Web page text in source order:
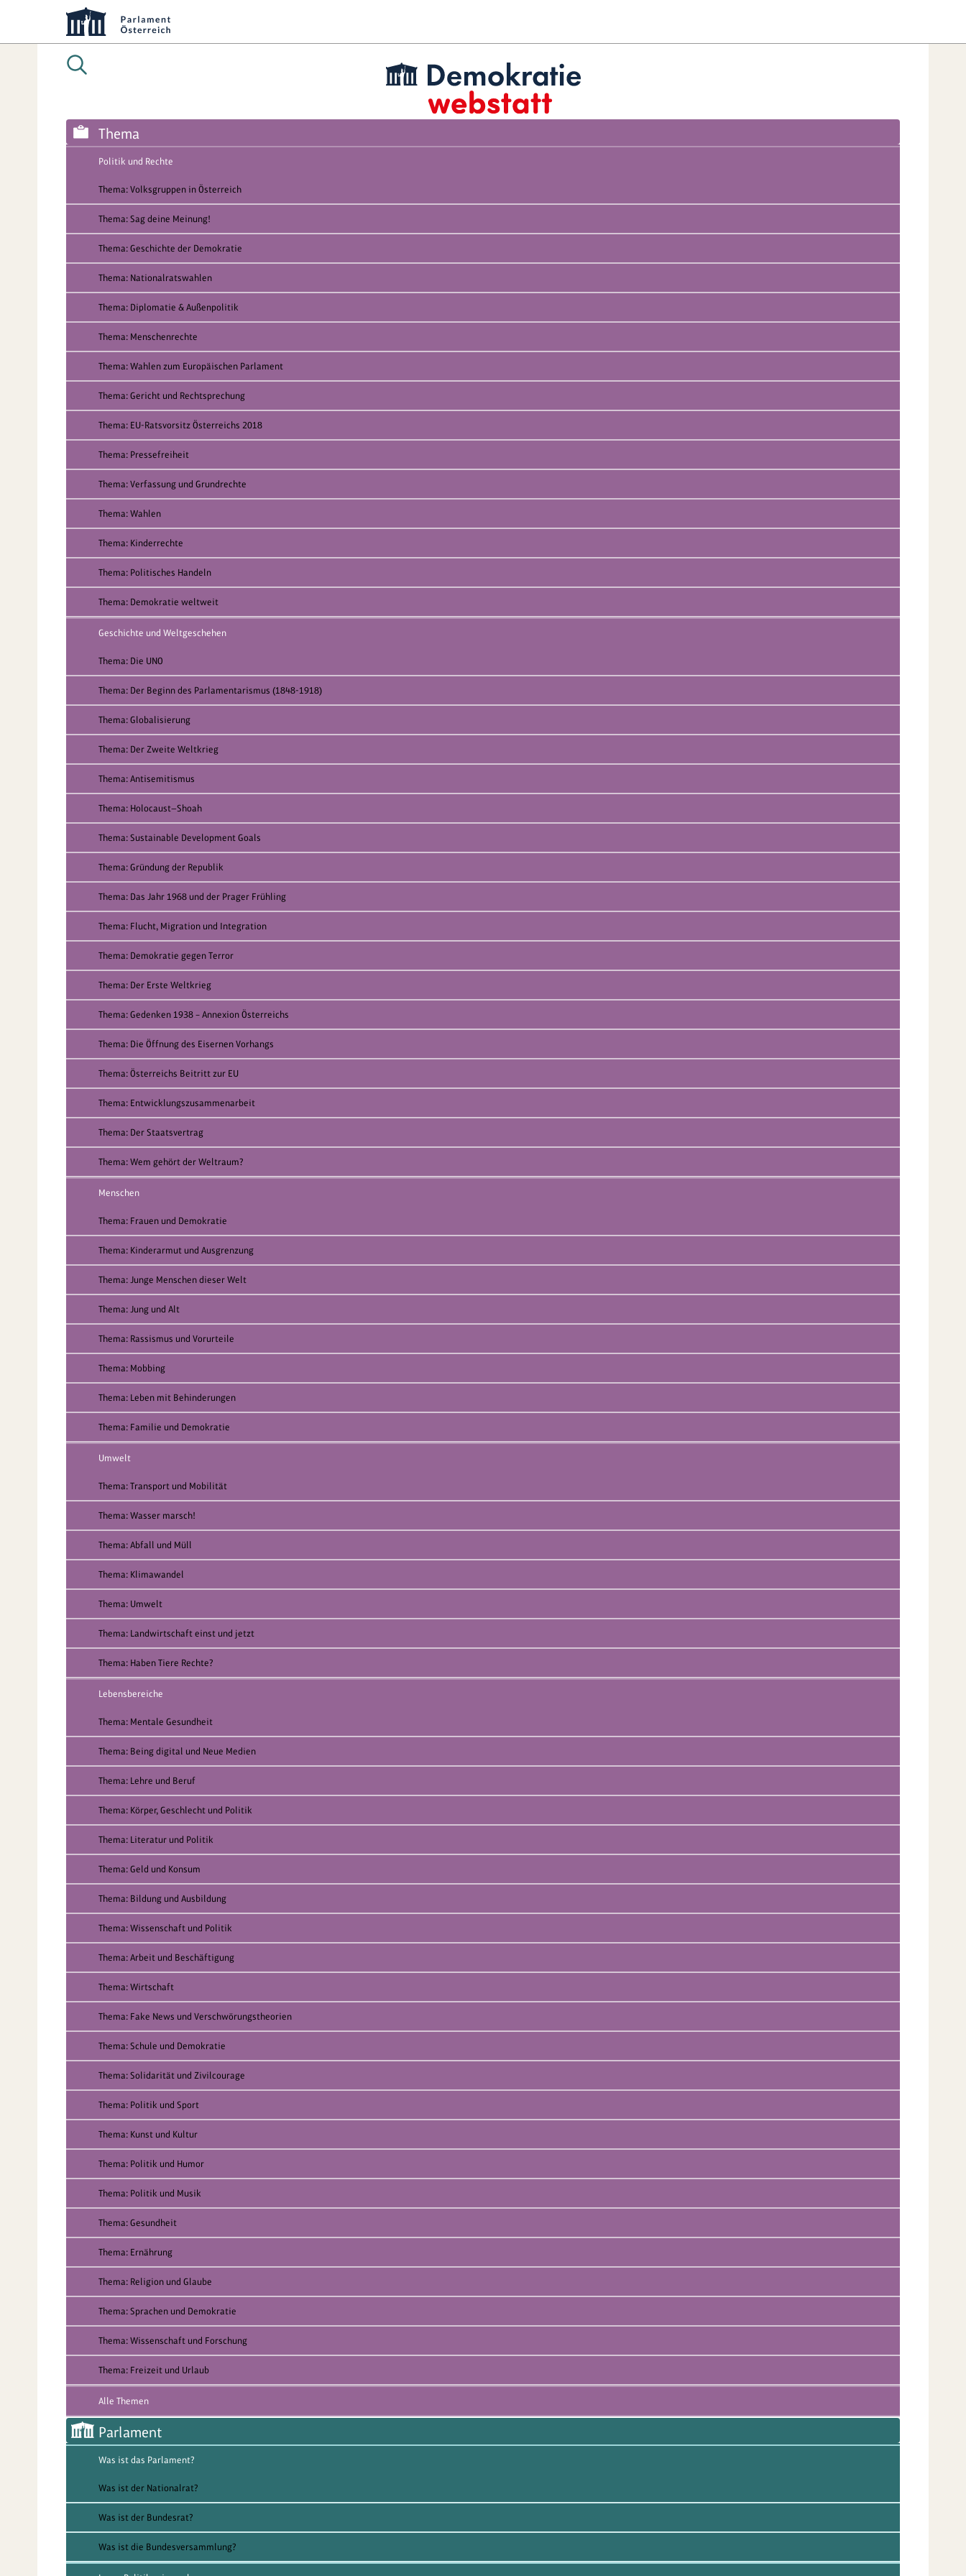
Thema
Politik und Rechte
Thema: Volksgruppen in Österreich
Thema: Sag deine Meinung!
Thema: Geschichte der Demokratie
Thema: Nationalratswahlen
Thema: Diplomatie & Außenpolitik
Thema: Menschenrechte
Thema: Wahlen zum Europäischen Parlament
Thema: Gericht und Rechtsprechung
Thema: EU-Ratsvorsitz Österreichs 2018
Thema: Pressefreiheit
Thema: Verfassung und Grundrechte
Thema: Wahlen
Thema: Kinderrechte
Thema: Politisches Handeln
Thema: Demokratie weltweit
Geschichte und Weltgeschehen
Thema: Die UNO
Thema: Der Beginn des Parlamentarismus (1848-1918)
Thema: Globalisierung
Thema: Der Zweite Weltkrieg
Thema: Antisemitismus
Thema: Holocaust—Shoah
Thema: Sustainable Development Goals
Thema: Gründung der Republik
Thema: Das Jahr 1968 und der Prager Frühling
Thema: Flucht, Migration und Integration
Thema: Demokratie gegen Terror
Thema: Der Erste Weltkrieg
Thema: Gedenken 1938 – Annexion Österreichs
Thema: Die Öffnung des Eisernen Vorhangs
Thema: Österreichs Beitritt zur EU
Thema: Entwicklungszusammenarbeit
Thema: Der Staatsvertrag
Thema: Wem gehört der Weltraum?
Menschen
Thema: Frauen und Demokratie
Thema: Kinderarmut und Ausgrenzung
Thema: Junge Menschen dieser Welt
Thema: Jung und Alt
Thema: Rassismus und Vorurteile
Thema: Mobbing
Thema: Leben mit Behinderungen
Thema: Familie und Demokratie
Umwelt
Thema: Transport und Mobilität
Thema: Wasser marsch!
Thema: Abfall und Müll
Thema: Klimawandel
Thema: Umwelt
Thema: Landwirtschaft einst und jetzt
Thema: Haben Tiere Rechte?
Lebensbereiche
Thema: Mentale Gesundheit
Thema: Being digital und Neue Medien
Thema: Lehre und Beruf
Thema: Körper, Geschlecht und Politik
Thema: Literatur und Politik
Thema: Geld und Konsum
Thema: Bildung und Ausbildung
Thema: Wissenschaft und Politik
Thema: Arbeit und Beschäftigung
Thema: Wirtschaft
Thema: Fake News und Verschwörungstheorien
Thema: Schule und Demokratie
Thema: Solidarität und Zivilcourage
Thema: Politik und Sport
Thema: Kunst und Kultur
Thema: Politik und Humor
Thema: Politik und Musik
Thema: Gesundheit
Thema: Ernährung
Thema: Religion und Glaube
Thema: Sprachen und Demokratie
Thema: Wissenschaft und Forschung
Thema: Freizeit und Urlaub
Alle Themen
Parlament
Was ist das Parlament?
Was ist der Nationalrat?
Was ist der Bundesrat?
Was ist die Bundesversammlung?